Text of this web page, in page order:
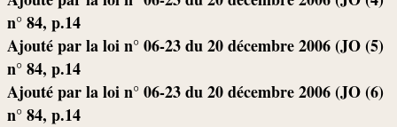
n° 84, p.14
(5) Ajouté par la loi n° 06-23 du 20 décembre 2006 (JO
n° 84, p.14
(6) Ajouté par la loi n° 06-23 du 20 décembre 2006 (JO
n° 84, p.14